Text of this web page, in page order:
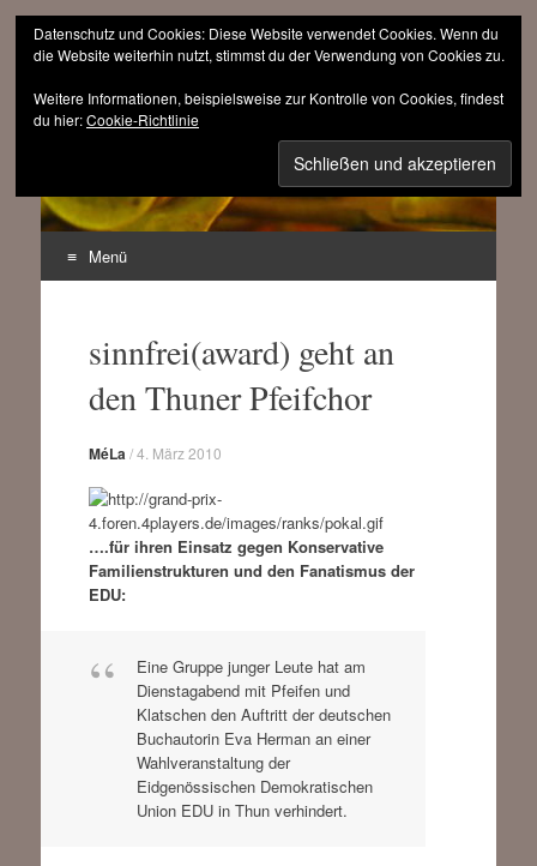
sinnfrei.ch
Menü
springensinnfrei(award) geht an
den Thuner Pfeifchor
MéLa /4. März 2010
….für ihren Einsatz gegen Konservative
Familienstrukturen und den Fanatismus der
EDU:
Eine Gruppe junger Leute hat am
Dienstagabend mit Pfeifen und
Klatschen den Auftritt der deutschen
Buchautorin Eva Herman an einer
Wahlveranstaltung der
Eidgenössischen Demokratischen
Union EDU in Thun verhindert.
Datenschutz und Cookies: Diese Website verwendet Cookies. Wenn du
die Website weiterhin nutzt, stimmst du der Verwendung von Cookies zu.
Weitere Informationen, beispielsweise zur Kontrolle von Cookies, findest
du hier:Cookie-Richtlinie